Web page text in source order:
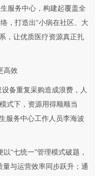
服务中心，构建起覆盖全
，打造出“小病在社区、大
，让优质医疗资源真正扎
高效
设备重复采购造成浪费，人
式下，资源用得顺顺当
服务中心工作人员李海波
“七统一”管理模式破题，
量与运营效率同步跃升；通